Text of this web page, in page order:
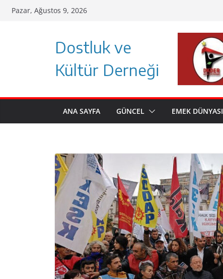
SkipPazar, Ağustos 9, 2026
Dostluk ve
Kültür Derneği
ANA SAYFA GÜNCEL EMEK DÜNYASI